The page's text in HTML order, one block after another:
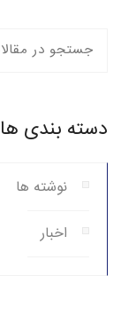
دسته بندی ها
نوشته ها
اخبار